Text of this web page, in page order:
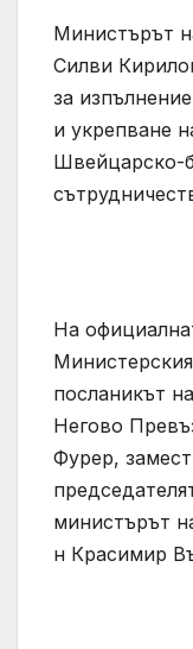
Министърът
Силви
за
и укрепване
Швейцарско-
На
посланикът
Негово
Фурер,
министърът
н Красимир